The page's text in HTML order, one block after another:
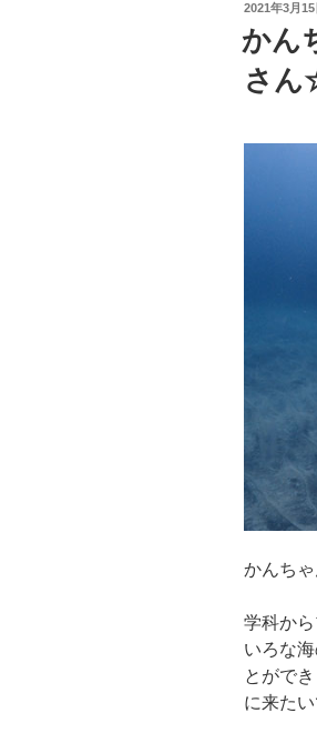
投
稿
日:
2021年3月15
かん
さ
かんちゃ
学科か
いろな
とがで
に来たい